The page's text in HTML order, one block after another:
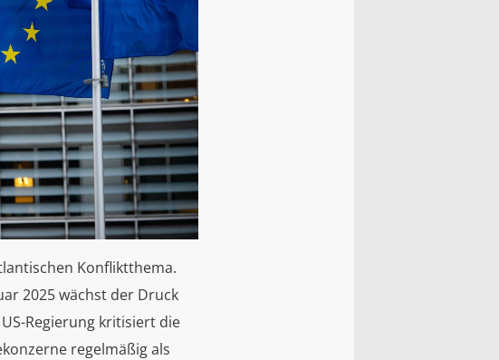
Konfliktthema.
2025 wächst der Druck
Regierung kritisiert die
regelmäßig als